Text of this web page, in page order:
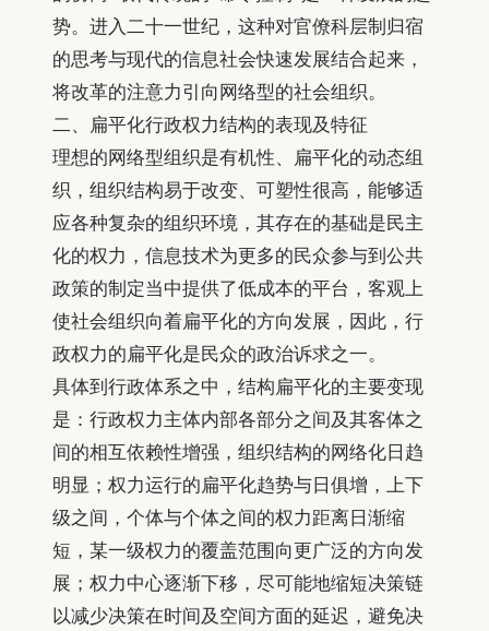
势。进入二十一世纪，这种对官僚科层制归宿
的思考与现代的信息社会快速发展结合起来，
将改革的注意力引向网络型的社会组织。
二、扁平化行政权力结构的表现及特征
理想的网络型组织是有机性、扁平化的动态组
织，组织结构易于改变、可塑性很高，能够适
应各种复杂的组织环境，其存在的基础是民主
化的权力，信息技术为更多的民众参与到公共
政策的制定当中提供了低成本的平台，客观上
使社会组织向着扁平化的方向发展，因此，行
政权力的扁平化是民众的政治诉求之一。
具体到行政体系之中，结构扁平化的主要变现
是：行政权力主体内部各部分之间及其客体之
间的相互依赖性增强，组织结构的网络化日趋
明显；权力运行的扁平化趋势与日俱增，上下
级之间，个体与个体之间的权力距离日渐缩
短，某一级权力的覆盖范围向更广泛的方向发
展；权力中心逐渐下移，尽可能地缩短决策链
以减少决策在时间及空间方面的延迟，避免决